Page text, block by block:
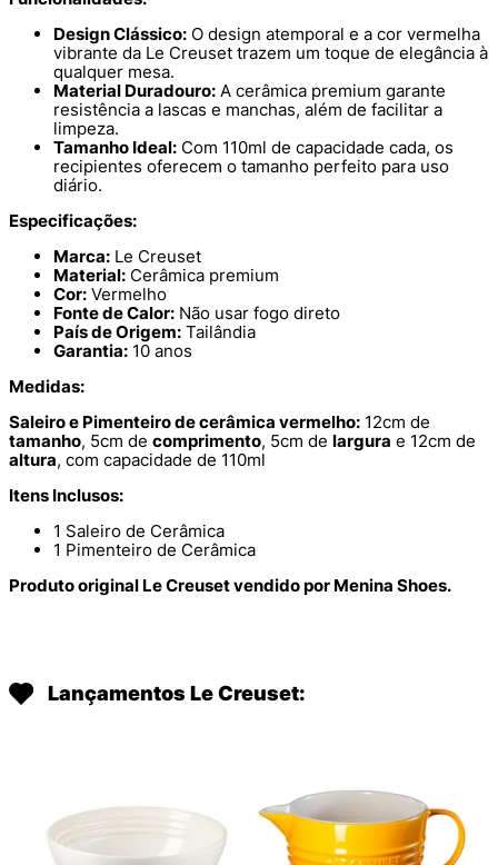
Design Clássico: O design atemporal e a cor vermelha
vibrante da Le Creuset trazem um toque de elegância à
qualquer mesa.
Material Duradouro: A cerâmica premium garante
resistência a lascas e manchas, além de facilitar a
limpeza.
Tamanho Ideal: Com 110ml de capacidade cada, os
recipientes oferecem o tamanho perfeito para uso
diário.
Especificações:
Marca: Le Creuset
Material: Cerâmica premium
Cor: Vermelho
Fonte de Calor: Não usar fogo direto
País de Origem: Tailândia
Garantia: 10 anos
Medidas:
Saleiro e Pimenteiro de cerâmica vermelho: 12cm de
tamanho, 5cm de comprimento, 5cm de largura e 12cm de
altura, com capacidade de 110ml
Itens Inclusos:
1 Saleiro de Cerâmica
1 Pimenteiro de Cerâmica
Produto original Le Creuset vendido por Menina Shoes.
Lançamentos Le Creuset: